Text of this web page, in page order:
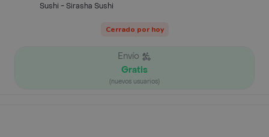
Sushi - Sirasha Sushi
Cerrado por hoy
Envío
Gratis
(nuevos usuarios)